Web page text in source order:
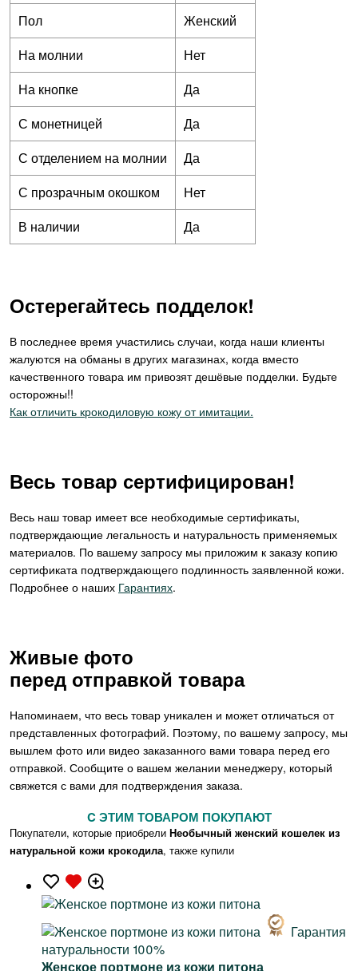
Пол
Женский
На молнии
Нет
На кнопке
Да
С монетницей
Да
С отделением на молнии
Да
С прозрачным окошком
Нет
В наличии
Да
Остерегайтесь подделок!
В последнее время участились случаи, когда наши клиенты
жалуются на обманы в других магазинах, когда вместо
качественного товара им привозят дешёвые подделки. Будьте
осторожны!!
Как отличить крокодиловую кожу от имитации.
Весь товар сертифицирован!
Весь наш товар имеет все необходимые сертификаты,
подтверждающие легальность и натуральность применяемых
материалов. По вашему запросу мы приложим к заказу копию
сертификата подтверждающего подлинность заявленной кожи.
Подробнее о наших Гарантиях.
Живые фото
перед отправкой товара
Напоминаем, что весь товар уникален и может отличаться от
представленных фотографий. Поэтому, по вашему запросу, мы
вышлем фото или видео заказанного вами товара перед его
отправкой. Сообщите о вашем желании менеджеру, который
свяжется с вами для подтверждения заказа.
C ЭТИМ ТОВАРОМ ПОКУПАЮТ
Покупатели, которые приобрели Необычный женский кошелек из
натуральной кожи крокодила, также купили
Гарантия
натуральности 100%
Женское портмоне из кожи питона